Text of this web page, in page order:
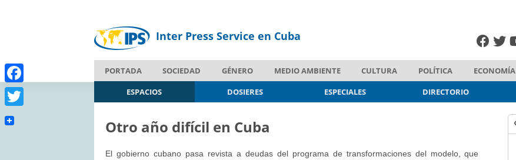
Inter Press Service en Cuba
PORTADA SOCIEDAD GÉNERO MEDIO AMBIENTE CULTURA POLÍTICA ECONOMÍA
ESPACIOS
DOSIERES ESPECIALES DIRECTORIO
Otro año difícil en Cuba
El gobierno cubano pasa revista a deudas del programa de transformaciones del modelo, que
Facebook
Twitter